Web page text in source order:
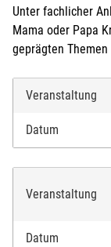
Unter fachlicher
Mama oder Papa
geprägten Themen
Veranstaltung
Datum
Veranstaltung
Datum